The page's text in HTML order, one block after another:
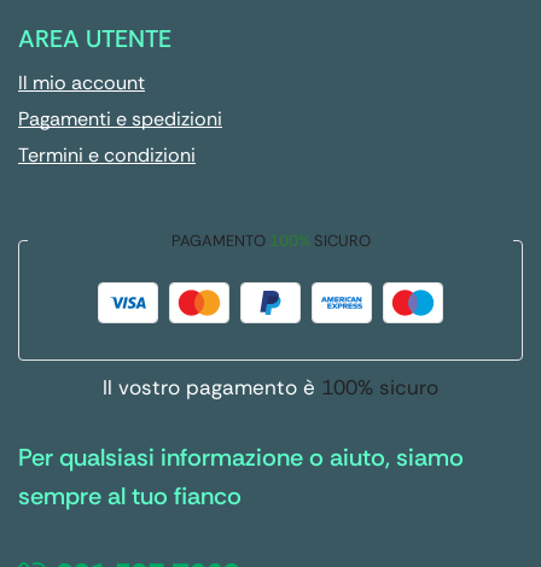
AREA UTENTE
Il mio account
Pagamenti e spedizioni
Termini e condizioni
PAGAMENTO 100% SICURO
Il vostro pagamento è 100% sicuro
Per qualsiasi informazione o aiuto, siamo
sempre al tuo fianco